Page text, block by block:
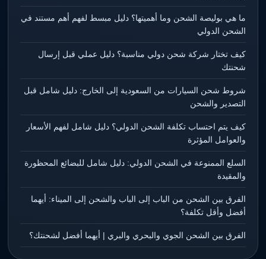
ما هي بوليصة الشحن وما أهميتها؟ دليل مبسط لفهم أهم مستند في
الشحن الدولي
كيف تختار شركة شحن دولي مناسبة؟ دليل عملي قبل إرسال
شحنتك
شروط شحن السيارات من السعودية إلى الخارج: دليل شامل قبل
التصدير والشحن
كيف يتم احتساب تكلفة الشحن الدولي؟ دليل شامل لفهم الأسعار
والعوامل المؤثرة
السلع الممنوعة في الشحن الدولي: دليل شامل للبضائع المحظورة
والمقيدة
الفرق بين الشحن من الباب إلى الباب والشحن إلى الميناء: أيهما
أفضل وأقل تكلفة؟
الفرق بين الشحن الجوي والبحري والبري | أيهما أفضل لشحنتك؟